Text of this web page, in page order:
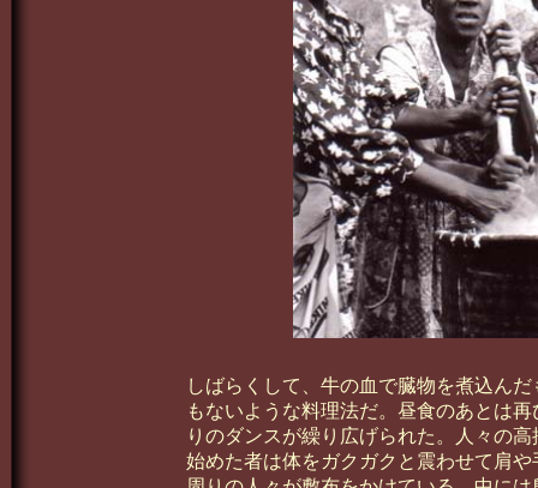
しばらくして、牛の血で臓物を煮込ん
もないような料理法だ。昼食のあとは
りのダンスが繰り広げられた。人々の
始めた者は体をガクガクと震わせて肩